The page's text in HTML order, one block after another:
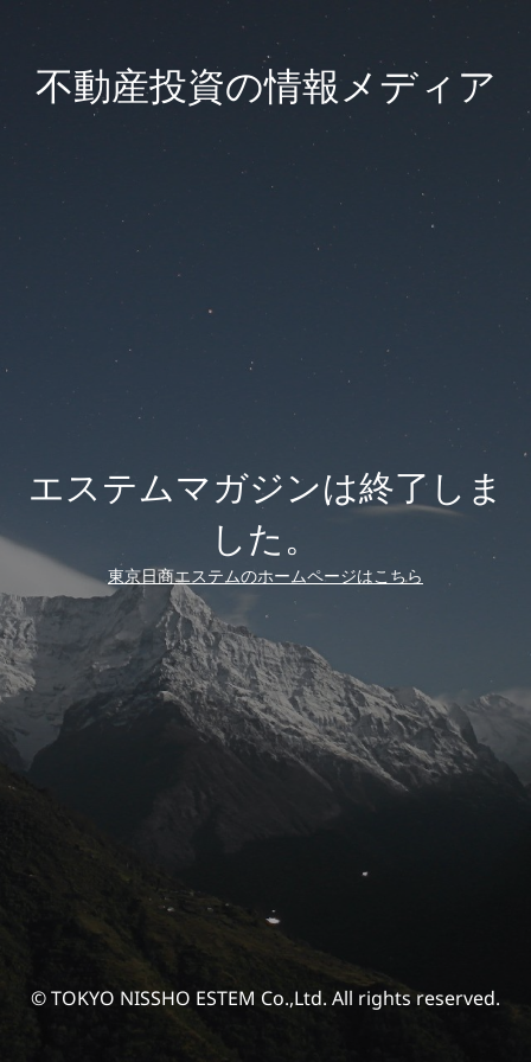
不動産投資の情報メディア
エステムマガジンは終了しま
した。
東京日商エステムのホームページはこちら
© TOKYO NISSHO ESTEM Co.,Ltd. All rights reserved.